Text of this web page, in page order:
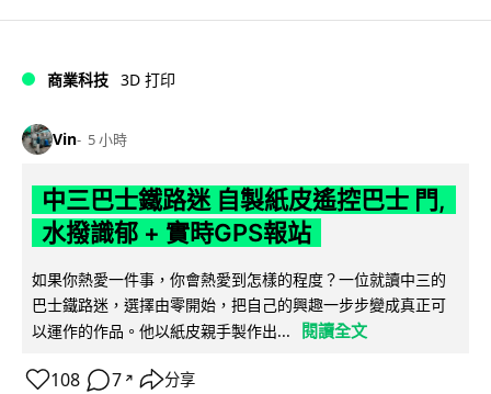
商業科技 3D 打印
Vin 5 小時
中三巴士鐵路迷 自製紙皮遙控巴士 門,
水撥識郁 + 實時GPS報站
如果你熱愛一件事，你會熱愛到怎樣的程度？一位就讀中三的
巴士鐵路迷，選擇由零開始，把自己的興趣一步步變成真正可
以運作的作品。他以紙皮親手製作出...
閱讀全文
108 7 ↗ 分享